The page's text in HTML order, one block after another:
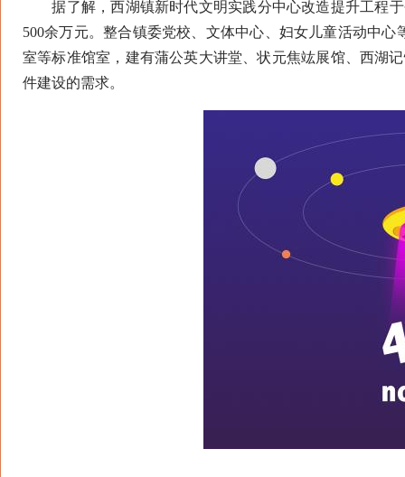
据了解，西湖镇新时代文明实践分中心改造提升工程于
500余万元。整合镇委党校、文体中心、妇女儿童活动中
室等标准馆室，建有蒲公英大讲堂、状元焦竑展馆、西湖
件建设的需求。